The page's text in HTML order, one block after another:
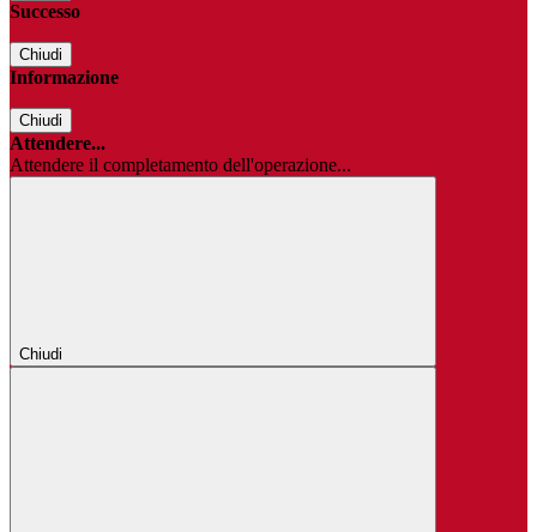
Successo
Chiudi
Informazione
Chiudi
Attendere...
Attendere il completamento dell'operazione...
Chiudi